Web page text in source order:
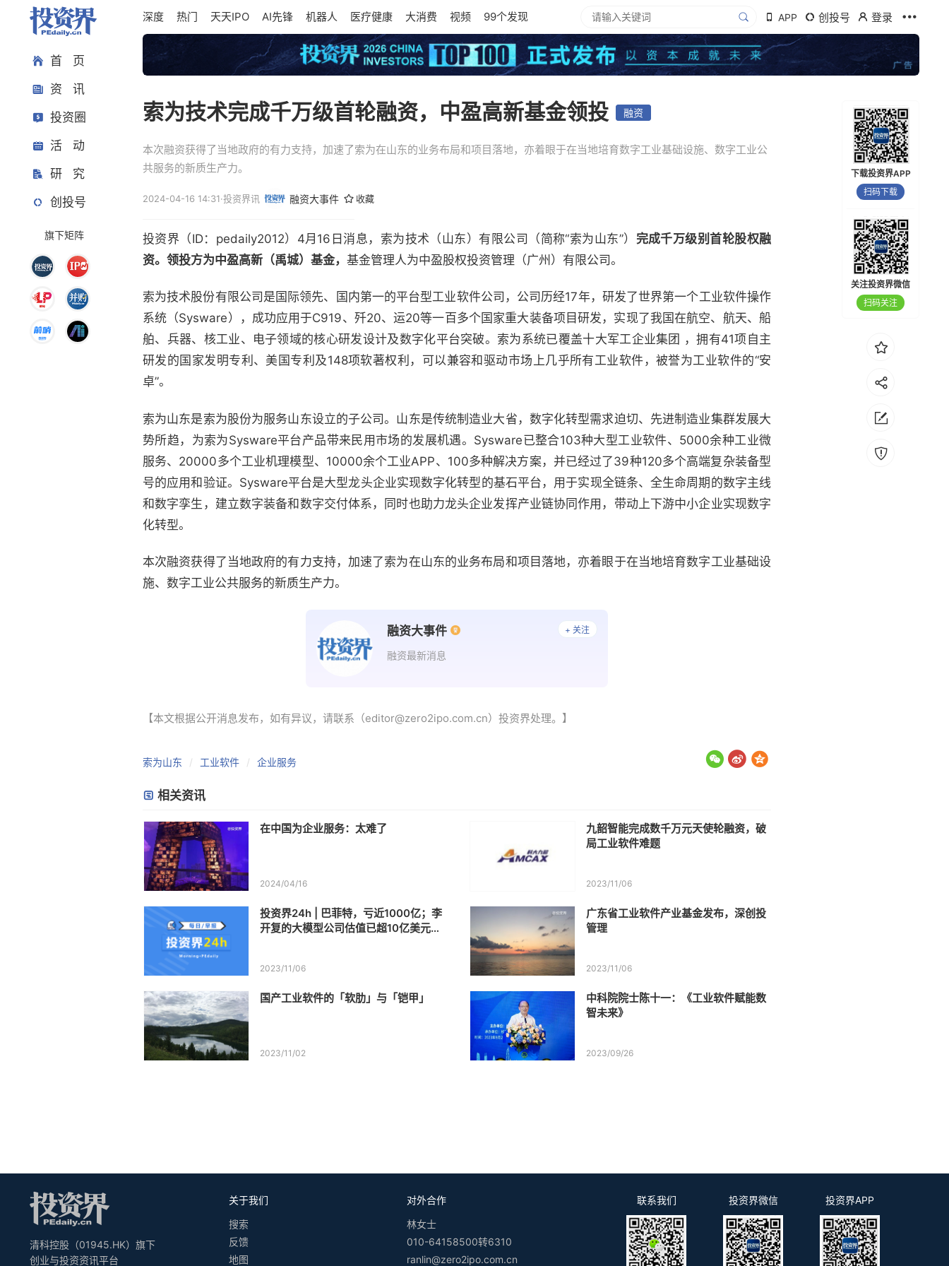
首 页
资 讯
投资圈
活 动
研 究
创投号
旗下矩阵
深度 热门 天天IPO AI先锋 机器人 医疗健康 大消费 视频 99个发现 APP 创投号 登录
索为技术完成千万级首轮融资，中盈高新基金领投 融资
本次融资获得了当地政府的有力支持，加速了索为在山东的业务布局和项目落地，亦着眼于在当地培育数字工业基础设施、数字工业公
共服务的新质生产力。
2024-04-16 14:31·投资界讯 融资大事件 收藏
投资界（ID：pedaily2012）4月16日消息，索为技术（山东）有限公司（简称“索为山东”） 完成千万级别首轮股权融
资。领投方为中盈高新（禹城）基金， 基金管理人为中盈股权投资管理（广州）有限公司。
索为技术股份有限公司是国际领先、国内第一的平台型工业软件公司，公司历经17年，研发了世界第一个工业软件操作
系统（Sysware），成功应用于C919、歼20、运20等一百多个国家重大装备项目研发，实现了我国在航空、航天、船
舶、兵器、核工业、电子领域的核心研发设计及数字化平台突破。索为系统已覆盖十大军工企业集团 ，拥有41项自主
研发的国家发明专利、美国专利及148项软著权利，可以兼容和驱动市场上几乎所有工业软件，被誉为工业软件的“安
卓”。
索为山东是索为股份为服务山东设立的子公司。山东是传统制造业大省，数字化转型需求迫切、先进制造业集群发展大
势所趋，为索为Sysware平台产品带来民用市场的发展机遇。Sysware已整合103种大型工业软件、5000余种工业微
服务、20000多个工业机理模型、10000余个工业APP、100多种解决方案，并已经过了39种120多个高端复杂装备型
号的应用和验证。Sysware平台是大型龙头企业实现数字化转型的基石平台，用于实现全链条、全生命周期的数字主线
和数字孪生，建立数字装备和数字交付体系，同时也助力龙头企业发挥产业链协同作用，带动上下游中小企业实现数字
化转型。
本次融资获得了当地政府的有力支持，加速了索为在山东的业务布局和项目落地，亦着眼于在当地培育数字工业基础设
施、数字工业公共服务的新质生产力。
融资大事件
融资最新消息
+ 关注
【本文根据公开消息发布，如有异议，请联系（editor@zero2ipo.com.cn）投资界处理。】
索为山东 工业软件 企业服务
相关资讯
在中国为企业服务：太难了
2024/04/16
九韶智能完成数千万元天使轮融资，破
局工业软件难题
2023/11/06
投资界24h | 巴菲特，亏近1000亿；李
开复的大模型公司估值已超10亿美元；
2023/11/06
广东省工业软件产业基金发布，深创投
管理
2023/11/06
国产工业软件的「软肋」与「铠甲」
2023/11/02
中科院院士陈十一：《工业软件赋能数
智未来》
2023/09/26
下载投资界APP
扫码下载
关注投资界微信
扫码关注
清科控股（01945.HK）旗下
创业与投资资讯平台
关于我们
搜索
反馈
地图
对外合作
林女士
010-64158500转6310
ranlin@zero2ipo.com.cn
联系我们 投资界微信 投资界APP